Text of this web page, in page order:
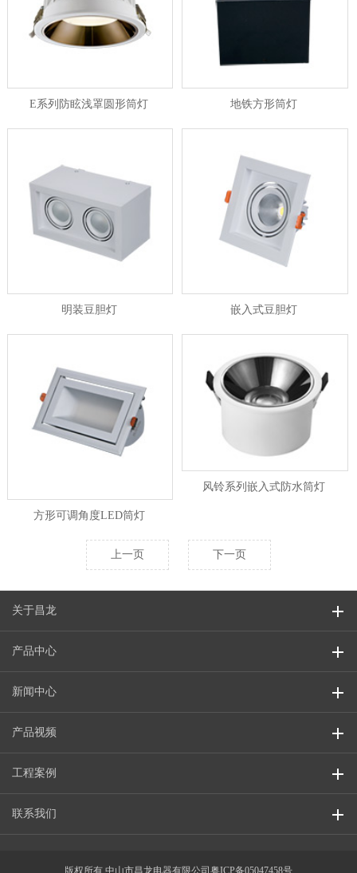
E系列防眩浅罩圆形筒灯 地铁方形筒灯
明装豆胆灯 嵌入式豆胆灯
方形可调角度LED筒灯
风铃系列嵌入式防水筒灯
上一页 下一页
关于昌龙
产品中心
新闻中心
产品视频
工程案例
联系我们